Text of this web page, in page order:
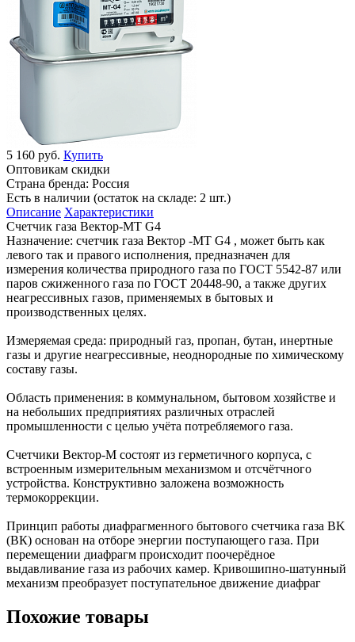
5 160 руб. Купить
Оптовикам скидки
Страна бренда: Россия
Есть в наличии (остаток на складе: 2 шт.)
Описание Характеристики
Счетчик газа Вектор-МТ G4
Назначение: счетчик газа Вектор -МТ G4 , может быть как
левого так и правого исполнения, предназначен для
измерения количества природного газа по ГОСТ 5542-87 или
паров сжиженного газа по ГОСТ 20448-90, а также других
неагрессивных газов, применяемых в бытовых и
производственных целях.
Измеряемая среда: природный газ, пропан, бутан, инертные
газы и другие неагрессивные, неоднородные по химическому
составу газы.
Область применения: в коммунальном, бытовом хозяйстве и
на небольших предприятиях различных отраслей
промышленности с целью учёта потребляемого газа.
Счетчики Вектор-М состоят из герметичного корпуса, с
встроенным измерительным механизмом и отсчётчного
устройства. Конструктивно заложена возможность
термокоррекции.
Принцип работы диафрагменного бытового счетчика газа BK
(ВК) основан на отборе энергии поступающего газа. При
перемещении диафрагм происходит поочерёдное
выдавливание газа из рабочих камер. Кривошипно-шатунный
механизм преобразует поступательное движение диафраг
Похожие товары